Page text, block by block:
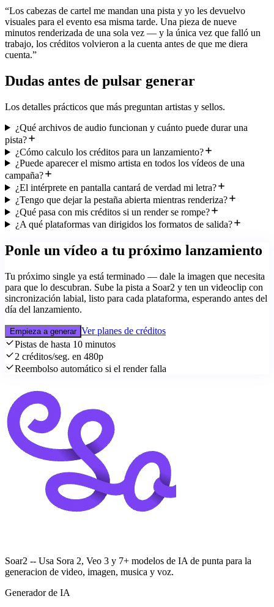
“Los cabezas de cartel me mandan una pista y yo les devuelvo
visuales para el evento esa misma tarde. Una pieza de nueve
minutos renderizada de una sola vez — y la única vez que falló un
trabajo, los créditos volvieron a la cuenta antes de que me diera
cuenta.”
Dudas antes de pulsar generar
Los detalles prácticos que más preguntan artistas y sellos.
¿Qué archivos de audio funcionan y cuánto puede durar una
pista?
¿Cómo calculo los créditos para un lanzamiento?
¿Puede aparecer el mismo artista en todos los vídeos de una
campaña?
¿El intérprete en pantalla cantará de verdad mi letra?
¿Tengo que dejar la pestaña abierta mientras renderiza?
¿Qué pasa con mis créditos si un render se rompe?
¿A qué plataformas van dirigidos los formatos de salida?
Ponle un vídeo a tu próximo lanzamiento
Tu próximo single ya está terminado — dale la imagen que necesita
para que lo descubran. Sube la pista a Soar2 y ten un videoclip con
sincronización labial, listo para cada plataforma, esperando antes del
día del lanzamiento.
Empieza a generar Ver planes de créditos
Pistas de hasta 10 minutos
2 créditos/seg. en 480p
Reembolso automático si el render falla
Soar2 -- Usa Sora 2, Veo 3 y 7+ modelos de IA de punta para la
generacion de video, imagen, musica y voz.
Generador de IA